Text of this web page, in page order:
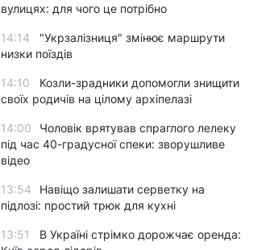
вулицях: для чого це потрібно
14:14
"Укрзалізниця" змінює маршрути
низки поїздів
14:10
Козли-зрадники допомогли знищити
своїх родичів на цілому архіпелазі
14:00
Чоловік врятував спраглого лелеку
під час 40-градусної спеки: зворушливе
відео
13:54
Навіщо залишати серветку на
підлозі: простий трюк для кухні
13:51
В Україні стрімко дорожчає оренда: